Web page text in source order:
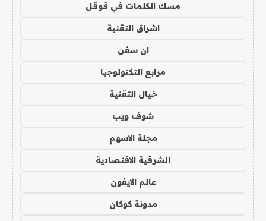
مسك الكلمات في قوقل
اشراق التقنية
ان سفن
مرابع التكنولوجيا
خيال التقنية
شوف ويب
مجلة الاسهم
الشرقية الاقتصادية
عالم الايفون
مدونة كوكان